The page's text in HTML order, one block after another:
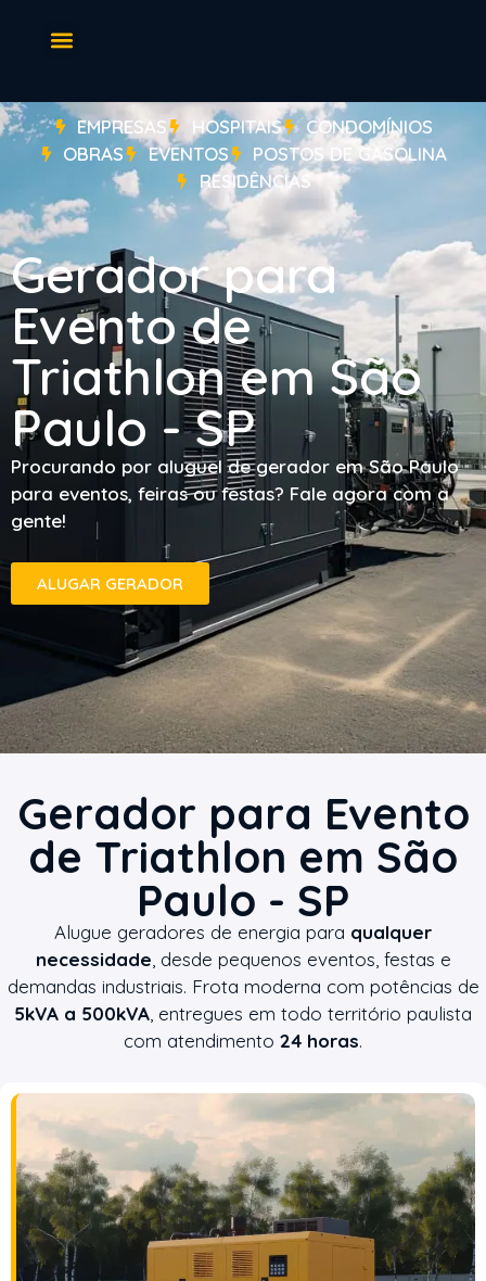
EMPRESAS HOSPITAIS
CONDOMÍNIOS
OBRAS
EVENTOS
POSTOS DE GASOLINA
RESIDÊNCIAS
Gerador para
Evento de
Triathlon em São
Paulo - SP
Procurando por aluguel de gerador em São Paulo
para eventos, feiras ou festas? Fale agora com a
gente!
ALUGAR GERADOR
Gerador para Evento
de Triathlon em São
Paulo - SP
Alugue geradores de energia para qualquer
necessidade , desde pequenos eventos, festas e
demandas industriais. Frota moderna com potências de
5kVA a 500kVA , entregues em todo território paulista
com atendimento 24 horas.